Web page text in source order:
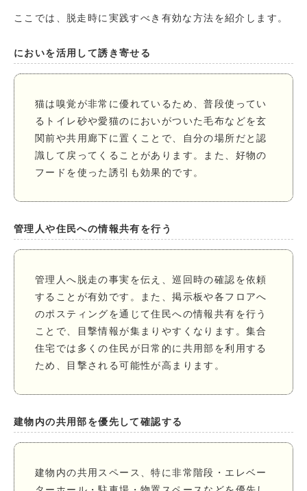
ここでは、脱走時に実践すべき有効な方法を紹介します。
においを活用して誘き寄せる
猫は嗅覚が非常に優れているため、普段使ってい
るトイレ砂や愛猫のにおいがついた毛布などを玄
関前や共用廊下に置くことで、自分の場所だと認
識して戻ってくることがあります。また、好物の
フードを使った誘引も効果的です。
管理人や住民への情報共有を行う
管理人へ脱走の事実を伝え、巡回時の確認を依頼
することが有効です。また、掲示板や各フロアへ
のポスティングを通じて住民への情報共有を行う
ことで、目撃情報が集まりやすくなります。集合
住宅では多くの住民が日常的に共用部を利用する
ため、目撃される可能性が高まります。
建物内の共用部を優先して確認する
建物内の共用スペース、特に非常階段・エレベー